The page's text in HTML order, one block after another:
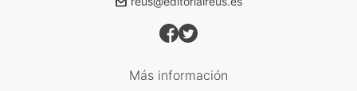
Más información